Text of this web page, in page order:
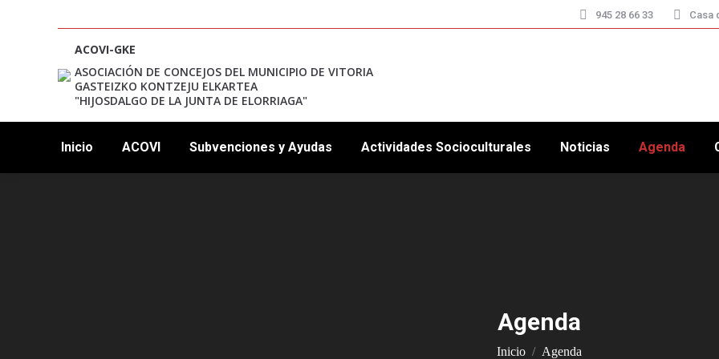
945 28 66 33 Casa
ACOVI-GKE
ASOCIACIÓN DE CONCEJOS DEL MUNICIPIO DE VITORIA
GASTEIZKO KONTZEJU ELKARTEA
"HIJOSDALGO DE LA JUNTA DE ELORRIAGA"
Inicio ACOVI Subvenciones y Ayudas Actividades Socioculturales Noticias Agenda
Agenda
Estás aquí:
Inicio
Agenda